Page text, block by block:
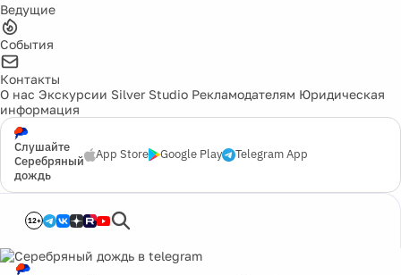
Ведущие
События
Контакты
О нас Экскурсии Silver Studio Рекламодателям Юридическая
информация
Слушайте
Серебряный
дождь
App Store Google Play Telegram App
12+